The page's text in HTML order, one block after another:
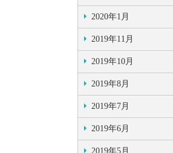
2020年1月
2019年11月
2019年10月
2019年8月
2019年7月
2019年6月
2019年5月